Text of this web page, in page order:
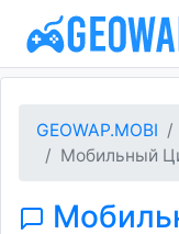
GEOWAP.MOBI
Мобильный